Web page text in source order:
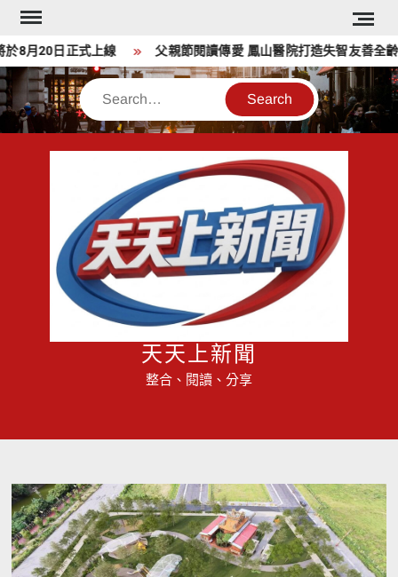
Skip
content
20日正式上線 父親節閱讀傳愛 鳳山醫院打造失智友善全齡家
Search
天天上新聞
整合、閱讀、分享